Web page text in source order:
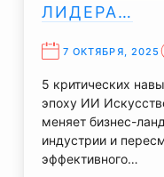
ЛИДЕРА…
7 ОКТЯБРЯ, 2025
5 критических
эпоху ИИ
меняет бизнес-
индустрии и
эффективного…